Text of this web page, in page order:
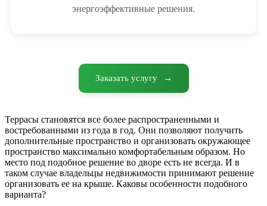
энергоэффективные решения.
Заказать услугу →
Террасы становятся все более распространенными и
востребованными из года в год. Они позволяют получить
дополнительные пространство и организовать окружающее
пространство максимально комфортабельным образом. Но
место под подобное решение во дворе есть не всегда. И в
таком случае владельцы недвижимости принимают решение
организовать ее на крыше. Каковы особенности подобного
варианта?